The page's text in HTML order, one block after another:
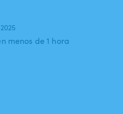
menos de 1 hora